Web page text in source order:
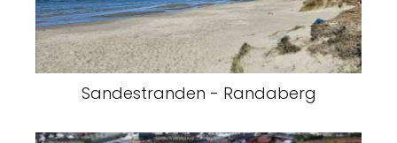
Sandestranden - Randaberg